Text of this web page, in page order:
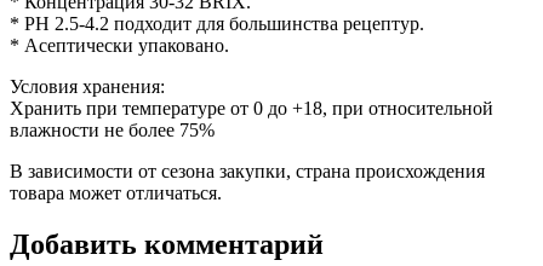
* PH 2.5-4.2 подходит для большинства рецептур.
* Асептически упаковано.
Условия хранения:
Хранить при температуре от 0 до +18, при относительной
влажности не более 75%
В зависимости от сезона закупки, страна происхождения
товара может отличаться.
Добавить комментарий